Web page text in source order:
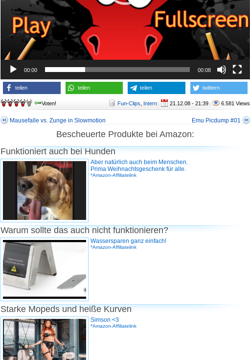
00:00 00:08
teilen teilen teilen twittern
Voten! Fun-Clips Intern | 21.12.08 - 21:39 | 6.581 Views
Mausefalle vs. Zunge in Slowmotion Emu Picdump #01
Bescheuerte Produkte bei Amazon:
Funktioniert auch bei Hunden
Aber natürlich auch beim Menschen.
Prima Weihnachtsgeschenk für alle.
*Amazon-Affiliatelink
Warum sollte das auch nicht funktionieren?
Wassersparen ganz einfach!
*Amazon-Affiliatelink
Starke Mopeds und heiße Kurven
Simson <3
*Amazon-Affiliatelink